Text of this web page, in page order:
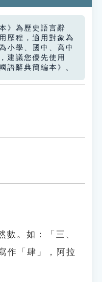
》為歷史語言辭
歷程，適用對象為
小學、國中、高中
建議您優先使用
語辭典簡編本》。
數。如：「三、
作「肆」，阿拉